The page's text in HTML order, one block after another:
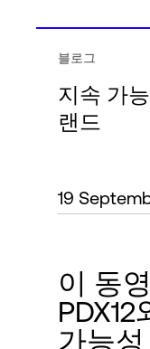
전문성 및 리소스
로그인
블로그
지속 가
랜드
19
이 동
PDX12
가능